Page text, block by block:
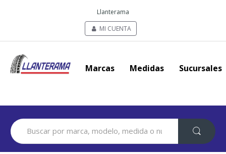
Llanterama
MI CUENTA
Marcas Medidas Sucursales
Search
for: